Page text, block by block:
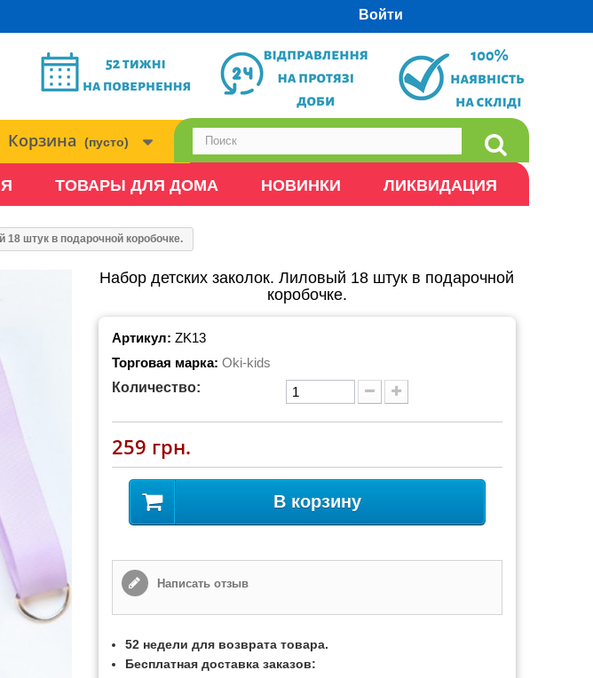
Войти
Корзина (пусто)
ТОВАРЫ ДЛЯ ДОМА НОВИНКИ ЛИКВИДАЦИЯ
18 штук в подарочной коробочке.
Набор детских заколок. Лиловый 18 штук в подарочной
коробочке.
Артикул: ZK13
Торговая марка: Oki-kids
Количество:
259 грн.
В корзину
Написать отзыв
52 недели для возврата товара.
Бесплатная доставка заказов: